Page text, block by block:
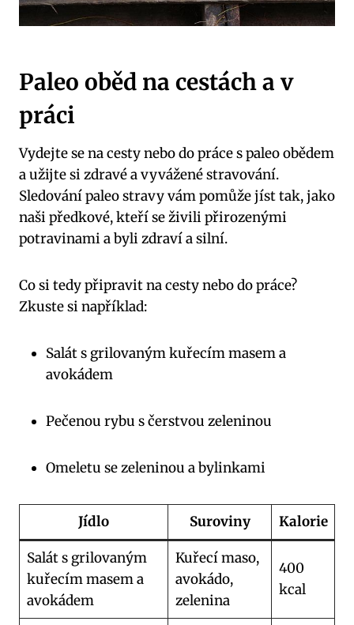
Paleo oběd na cestách a v
práci
Vydejte⁤ se na cesty nebo do práce s paleo obědem
a⁣ užijte si zdravé a vyvážené stravování. ​
Sledování paleo stravy⁢ vám ‌pomůže jíst tak, jako
naši⁢ předkové, kteří se živili přirozenými
potravinami a byli zdraví a silní.
Co si tedy ‌připravit⁣ na cesty nebo do práce?
Zkuste si⁢ například:
Salát s grilovaným‌ kuřecím masem a
avokádem
Pečenou rybu s ⁢čerstvou ​zeleninou
Omeletu se zeleninou ⁤a bylinkami
Jídlo Suroviny Kalorie
Salát s grilovaným
kuřecím masem ‍a
avokádem
Kuřecí maso,
‍avokádo,
zelenina
400‍
kcal